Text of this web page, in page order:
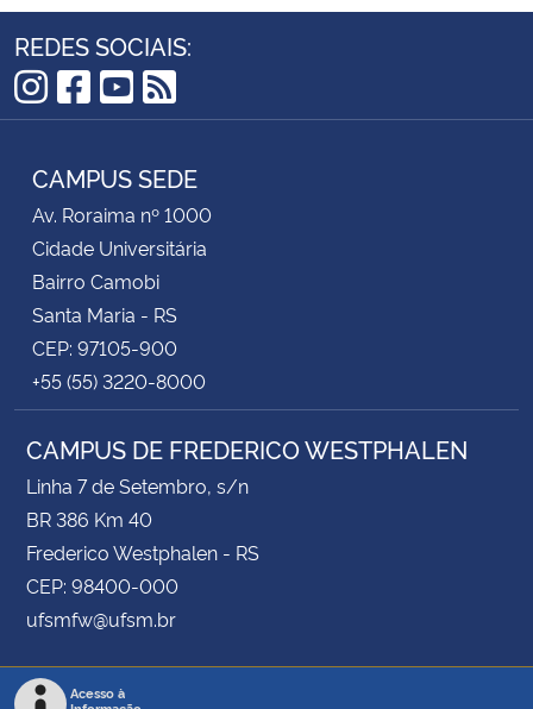
REDES SOCIAIS:
Instagram
Facebook
YouTube
RSS
CAMPUS SEDE
Av. Roraima nº 1000
Cidade Universitária
Bairro Camobi
Santa Maria - RS
CEP: 97105-900
+55 (55) 3220-8000
CAMPUS DE FREDERICO WESTPHALEN
Linha 7 de Setembro, s/n
BR 386 Km 40
Frederico Westphalen - RS
CEP: 98400-000
ufsmfw@ufsm.br
Acesso à